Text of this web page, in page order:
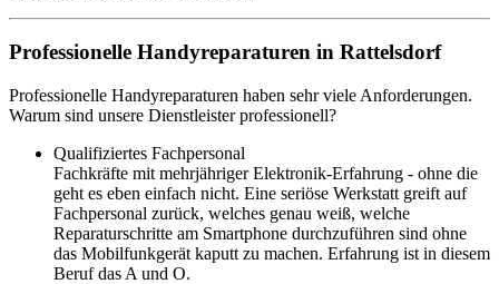
Professionelle Handyreparaturen in Rattelsdorf
Professionelle Handyreparaturen haben sehr viele Anforderungen.
Warum sind unsere Dienstleister professionell?
Qualifiziertes Fachpersonal
Fachkräfte mit mehrjähriger Elektronik-Erfahrung - ohne die
geht es eben einfach nicht. Eine seriöse Werkstatt greift auf
Fachpersonal zurück, welches genau weiß, welche
Reparaturschritte am Smartphone durchzuführen sind ohne
das Mobilfunkgerät kaputt zu machen. Erfahrung ist in diesem
Beruf das A und O.